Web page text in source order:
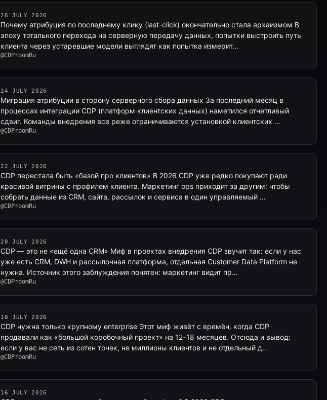
26 JULY 2026
Почему атрибуция по последнему клику (last-click) окончательно стала архаизмом В
эпоху тотального перехода на серверную передачу данных, попытки выстроить путь
клиента через устаревшие модели выглядят как попытка измерит…
@CDProomRu
24 JULY 2026
Миграция атрибуции в сторону серверного сбора данных За последний месяц в
процессах интеграции CDP (платформ клиентских данных) наметился отчетливый
сдвиг. Команды внедрения все реже ограничиваются установкой клиентских …
@CDProomRu
22 JULY 2026
CDP перестала быть «базой про клиентов» В 2026 CDP уже редко покупают ради
красивой витрины с профилем клиента. Маркетинг ops приходит за другим: чтобы
собрать данные из CRM, сайта, рассылок и сервиса в один управляемый …
@CDProomRu
20 JULY 2026
CDP — это не «ещё одна CRM» Миф в проектах внедрения CDP звучит так: если у нас
уже есть CRM, DWH и рассылочная платформа, отдельная Customer Data Platform не
нужна. Источник этого заблуждения понятен: маркетинг видит пр…
@CDProomRu
18 JULY 2026
CDP нужна только крупному enterprise Этот миф живёт с времён, когда CDP
продавали как «большой коробочный проект» на 12–18 месяцев. Отсюда и вывод:
если у вас не сеть из сотен точек, не миллионы клиентов и не отдельный д…
@CDProomRu
16 JULY 2026